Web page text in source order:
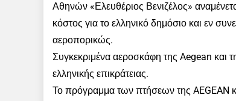
Αθηνών «Ελευθέριος Βενιζέλος»
κόστος για το ελληνικό δημόσιο και εν
αεροπορικώς.
Συγκεκριμένα αεροσκάφη της Aegean και
ελληνικής επικράτειας.
Το πρόγραμμα των πτήσεων της AEGEAN